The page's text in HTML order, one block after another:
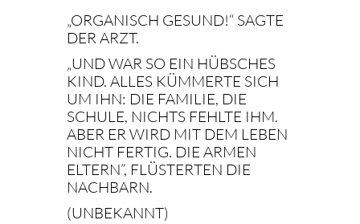
„ORGANISCH GESUND!“ SAGTE
DER ARZT.
„UND WAR SO EIN HÜBSCHES
KIND. ALLES KÜMMERTE SICH
UM IHN: DIE FAMILIE, DIE
SCHULE, NICHTS FEHLTE IHM.
ABER ER WIRD MIT DEM LEBEN
NICHT FERTIG. DIE ARMEN
ELTERN”, FLÜSTERTEN DIE
NACHBARN.
(UNBEKANNT)